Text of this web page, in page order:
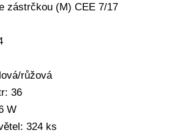
zástrčkou (M) CEE 7/17
růžová
36
W
324 ks